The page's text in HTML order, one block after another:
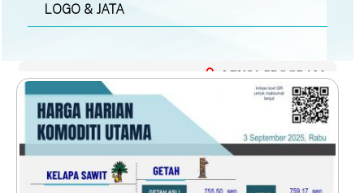
LOGO & JATA
LENSA PROGRAM